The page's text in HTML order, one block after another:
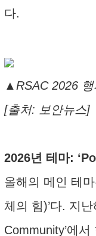
다.
▲RSAC 2026
[출처: 보안뉴스]
2026년 테마:
올해의 메인 테
체의 힘)’다. 지
Community’에